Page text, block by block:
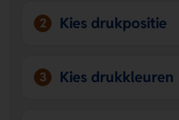
2 Kies drukpositie
3 Kies drukkleuren